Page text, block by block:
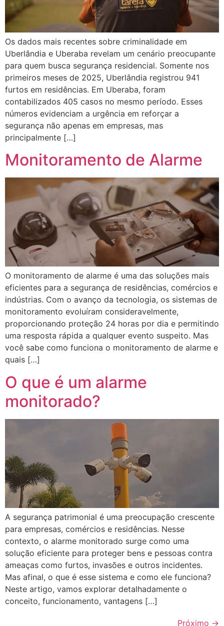
Os dados mais recentes sobre criminalidade em
Uberlândia e Uberaba revelam um cenário preocupante
para quem busca segurança residencial. Somente nos
primeiros meses de 2025, Uberlândia registrou 941
furtos em residências. Em Uberaba, foram
contabilizados 405 casos no mesmo período. Esses
números evidenciam a urgência em reforçar a
segurança não apenas em empresas, mas
principalmente […]
Monitoramento de Alarme
O monitoramento de alarme é uma das soluções mais
eficientes para a segurança de residências, comércios e
indústrias. Com o avanço da tecnologia, os sistemas de
monitoramento evoluíram consideravelmente,
proporcionando proteção 24 horas por dia e permitindo
uma resposta rápida a qualquer evento suspeito. Mas
você sabe como funciona o monitoramento de alarme e
quais […]
O que é um alarme
monitorado?
A segurança patrimonial é uma preocupação crescente
para empresas, comércios e residências. Nesse
contexto, o alarme monitorado surge como uma
solução eficiente para proteger bens e pessoas contra
ameaças como furtos, invasões e outros incidentes.
Mas afinal, o que é esse sistema e como ele funciona?
Neste artigo, vamos explorar detalhadamente o
conceito, funcionamento, vantagens […]
Próximo →